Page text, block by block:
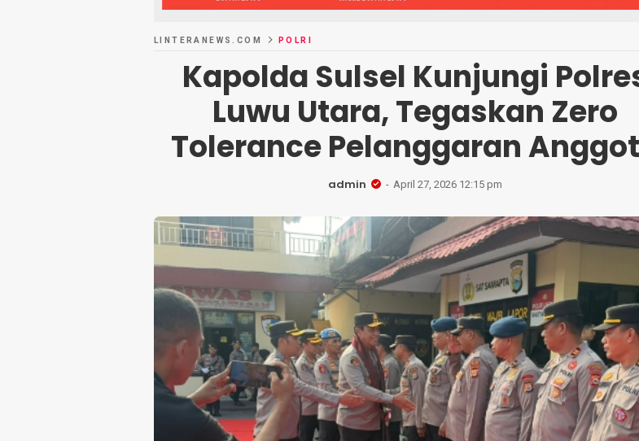
LINTERANEWS.COM POLRI
Kapolda Sulsel Kunjungi
Luwu Utara, Tegaskan Zero
Tolerance Pelanggaran
admin April 27, 2026 12:15 pm